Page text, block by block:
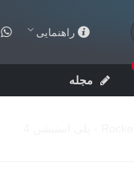
راهنمایی
مجله